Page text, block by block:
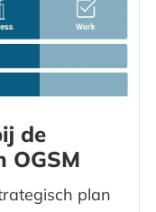
de
OGSM
plan